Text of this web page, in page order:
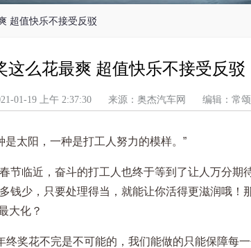
超值快乐不接受反驳
这么花最爽 超值快乐不接受反驳
01-19 上午 2:37:30 来源：奥杰汽车网 编辑：常
是太阳，一种是打工人努力的模样。”
节临近，奋斗的打工人也终于等到了让人万分期
钱少，只要处理得当，就能让你活得更滋润哦！
大化？
终奖花不完是不可能的，我们能做的只能保障每